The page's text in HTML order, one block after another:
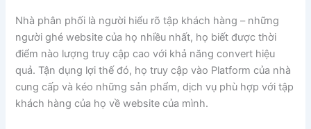
Nhà phân phối là người hiểu rõ tập khách hàng – những
người ghé website của họ nhiều nhất, họ biết được thời
điểm nào lượng truy cập cao với khả năng convert hiệu
quả. Tận dụng lợi thế đó, họ truy cập vào Platform của nhà
cung cấp và kéo những sản phẩm, dịch vụ phù hợp với tập
khách hàng của họ về website của mình.